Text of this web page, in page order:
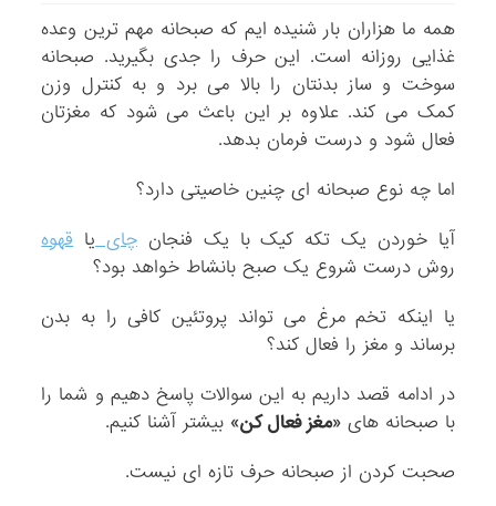
همه ما هزاران بار شنیده ایم که صبحانه مهم ترین وعده
غذایی روزانه است. این حرف را جدی بگیرید. صبحانه
سوخت و ساز بدنتان را بالا می برد و به کنترل وزن
کمک می کند. علاوه بر این باعث می شود که مغزتان
فعال شود و درست فرمان بدهد.
اما چه نوع صبحانه ای چنین خاصیتی دارد؟
آیا خوردن یک تکه کیک با یک فنجانچاییاقهوه
روش درست شروع یک صبح بانشاط خواهد بود؟
یا اینکه تخم مرغ می تواند پروتئین کافی را به بدن
برساند و مغز را فعال کند؟
در ادامه قصد داریم به این سوالات پاسخ دهیم و شما را
با صبحانه های«مغز فعال کن» بیشتر آشنا کنیم.
صحبت کردن از صبحانه حرف تازه ای نیست.